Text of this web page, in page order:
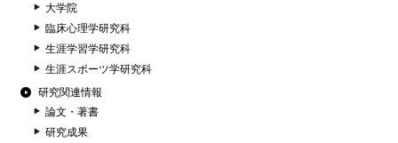
大学院
臨床心理学研究科
生涯学習学研究科
生涯スポーツ学研究科
研究関連情報
論文・著書
研究成果